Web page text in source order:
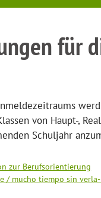
für
von Haupt-,
Schuljahr
zur Berufsorientierung
/ mucho tiempo sin